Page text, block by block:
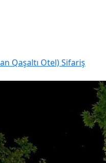
Qaşaltı Otel)Sifariş